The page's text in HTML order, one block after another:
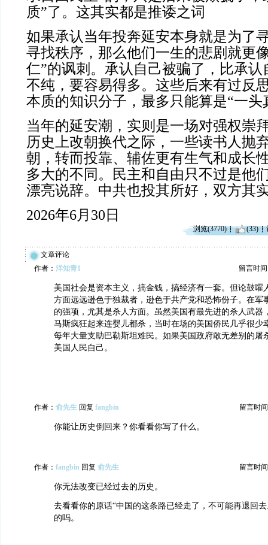
质”了。这其实都是推诿之词
如果承认当年投奔延安本身就是为了
寻找秩序，那么他们一生的悲剧就更
仁”的讽刺。承认自己被骗了，比承
不纯，要容易得多。这些后来有过反
本质的知识分子，最多只能算是“一头
当年的延安潮，实则是一场对强权崇
历史上改朝换代之际，一些读书人抛
朝，转而投靠、辅佐更有生气和成长
多大的不同。民主和自由只不过是他
漂亮说辞。中共也投其所好，双方其
2026年6月30日
浏览(3770) (33)
文章评论
作者： 洋知青1 留言时间
美国社会是资本主义，搞金钱，搞经济有一套。但论鼓嚯
方面远远逊色于独裁者，逊色于共产党和恐怖份子。在军
的强项，尤其是杀人方面。虽然美国有最先进的杀人武器
马斯疯狂起来连婴儿都杀，当时在场的美国侨民几乎很少
每年大量支助巴勒斯坦难民。如果美国政府敢无差别的屠
美国人民自己。
作者： 俞先生 回复 fangbin 留言时
你能让历史倒回来？你看看你写了什么。
作者： fangbin 回复 俞先生 留言时
你无法改变已经过去的历史。
去看看你的原话“中国的这条路已经走了，不可能再退回
的吗。